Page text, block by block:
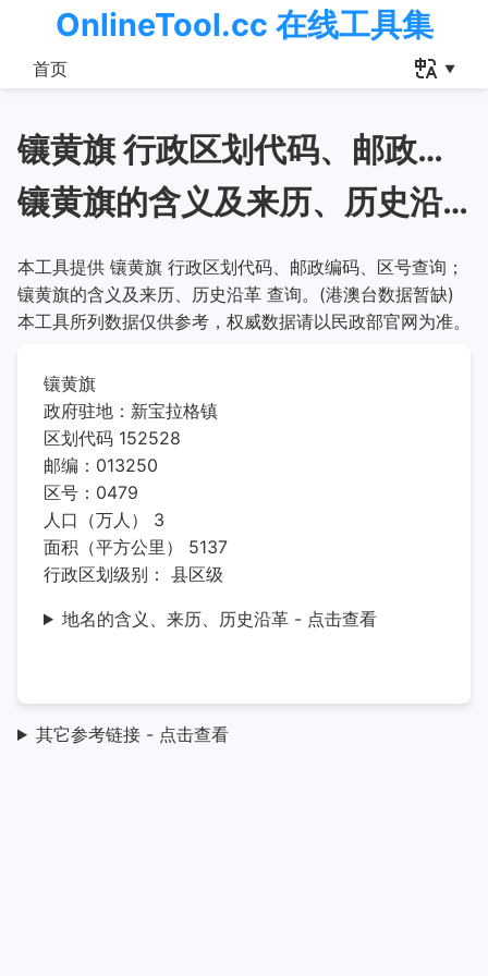
OnlineTool.cc 在线工具集
首页
镶黄旗 行政区划代码、邮政编码、区号查询
镶黄旗的含义及来历、历史沿革
本工具提供 镶黄旗 行政区划代码、邮政编码、区号查询；
镶黄旗的含义及来历、历史沿革 查询。(港澳台数据暂缺)
本工具所列数据仅供参考，权威数据请以民政部官网为准。
镶黄旗
政府驻地：新宝拉格镇
区划代码 152528
邮编：013250
区号：0479
人口（万人） 3
面积（平方公里） 5137
行政区划级别： 县区级
地名的含义、来历、历史沿革 - 点击查看
其它参考链接 - 点击查看